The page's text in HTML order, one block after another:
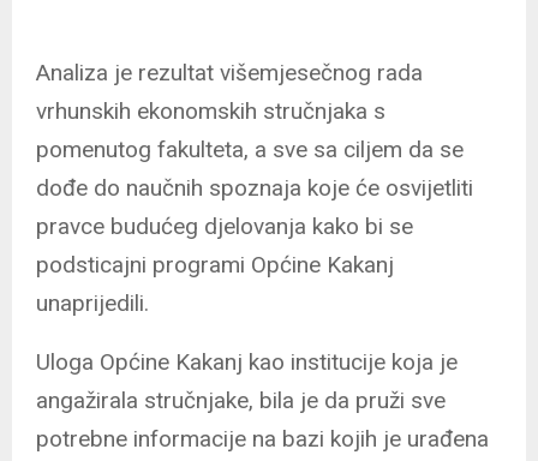
Analiza je rezultat višemjesečnog rada
vrhunskih ekonomskih stručnjaka s
pomenutog fakulteta, a sve sa ciljem da se
dođe do naučnih spoznaja koje će osvijetliti
pravce budućeg djelovanja kako bi se
podsticajni programi Općine Kakanj
unaprijedili.
Uloga Općine Kakanj kao institucije koja je
angažirala stručnjake, bila je da pruži sve
potrebne informacije na bazi kojih je urađena